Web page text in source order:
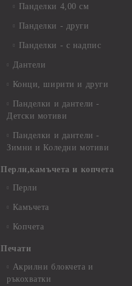
Панделки 4,00 см
Панделки - други
Панделки - с надпис
Дантели
Конци, ширити и други
Панделки и дантели -
Детски мотиви
Панделки и дантели -
Зимни и Коледни мотиви
Перли,камъчета и копчета
Перли
Камъчета
Копчета
Печати
Акрилни блокчета и
ръкохватки